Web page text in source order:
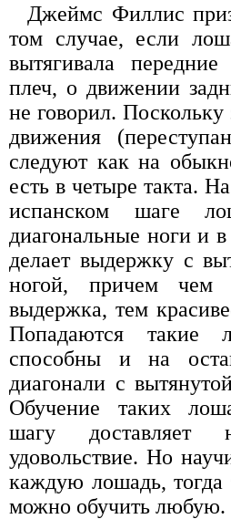
Джеймс Филлис
том случае, если
вытягивала
плеч, о движении
не говорил. Поскольку
движения
следуют как на
есть в четыре такта.
испанском шаге
диагональные ноги и
делает выдержку с
ногой, причем чем
выдержка, тем
Попадаются такие
способны и на
диагонали с
Обучение таких
шагу доставляет
удовольствие. Но
каждую лошадь, тогда
можно обучить любую.